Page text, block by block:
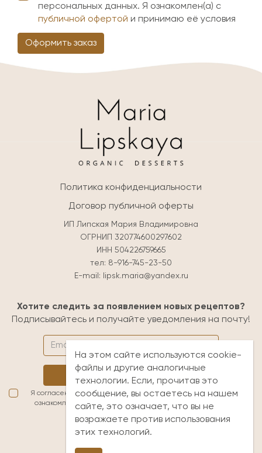
персональных данных. Я ознакомлен(а) с
публичной офертой и принимаю её условия
Оформить заказ
Политика конфиденциальности
Договор публичной оферты
ИП Липская Мария Владимировна
ОГРНИП 320774600297602
ИНН 504226759665
тел: 8-916-745-23-50
E-mail:
lipsk.maria@yandex.ru
Хотите следить за появлением новых рецептов?
Подписывайтесь и получайте уведомления на почту!
Подписаться
Я согласен(а) с условиями обработки персональных данных. Я
ознакомлен(а) спубличной офертой и принимаю её условия
lipsk.maria@yandex.ru
На этом сайте используются cookie-
файлы и другие аналогичные
технологии. Если, прочитав это
сообщение, вы остаетесь на нашем
сайте, это означает, что вы не
возражаете против использования
этих технологий.